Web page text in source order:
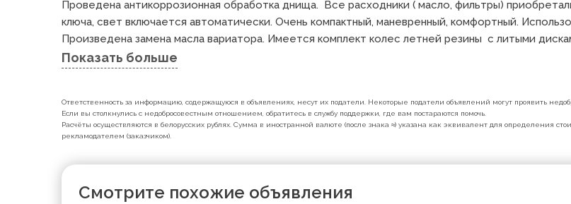
Проведена антикоррозионная обработка днища.  Все расходники ( масло, фильтры)
ключа, свет включается автоматически. Очень компактный, маневренный, комфортный.
Произведена замена масла вариатора. Имеется комплект колес летней резины  с литыми
Показать больше
Ответственность за информацию, содержащуюся в объявлениях, несут их податели. Некоторые податели объявлений могут проявить
Если вы столкнулись с недобросовестным отношением, обратитесь в службу поддержки, где вам постараются помочь.
Расчёты осуществляются в белорусских рублях. Сумма в иностранной валюте (после знака ≈) указана как эквивалент для определения
рекламодателем (заказчиком).
Смотрите похожие объявления